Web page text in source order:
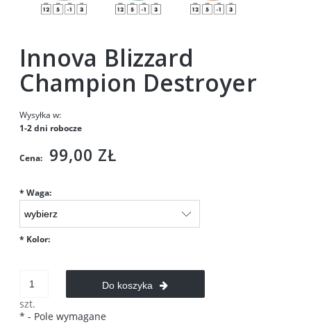
Innova Blizzard
Champion Destroyer
Wysyłka w:
1-2 dni robocze
Cena: 99,00 ZŁ
* Waga:
* Kolor:
szt.
Do koszyka
* - Pole wymagane